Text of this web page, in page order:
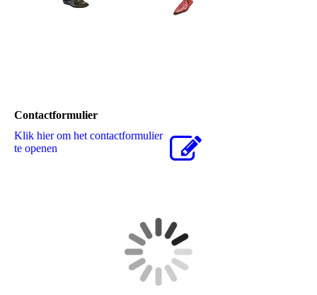
Contactformulier
Klik hier om het contactformulier
te openen